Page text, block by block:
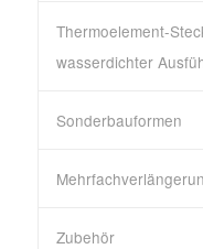
Thermoelement-
wasserdichter
Sonderbauformen
Zubehör